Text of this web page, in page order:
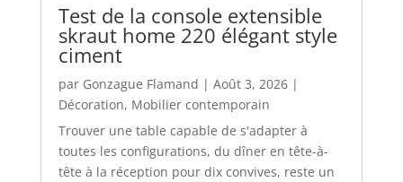
Test de la console extensible
skraut home 220 élégant style
ciment
par Gonzague Flamand | Août 3, 2026|
Décoration, Mobilier contemporain
Trouver une table capable de s'adapter à
toutes les configurations, du dîner en tête-à-
tête à la réception pour dix convives, reste un